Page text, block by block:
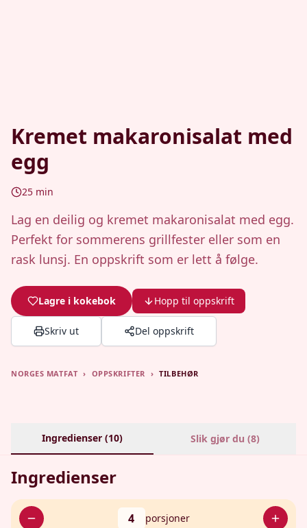
Kremet makaronisalat med
egg
25 min
Lag en deilig og kremet makaronisalat med egg.
Perfekt for sommerens grillfester eller som en
rask lunsj. En oppskrift som er lett å følge.
Lagre i kokebok Hopp til oppskrift
Skriv ut Del oppskrift
NORGES MATFAT › OPPSKRIFTER › TILBEHØR
Ingredienser (10) Slik gjør du (8)
Ingredienser
4 porsjoner